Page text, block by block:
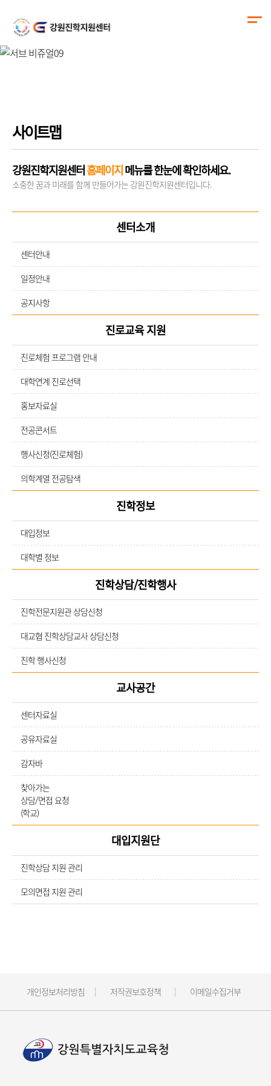
사이트맵
강원진학지원센터홈페이지메뉴를 한눈에 확인하세요.
소중한 꿈과 미래를 함께 만들어가는 강원진학지원센터입니다.
센터소개
센터안내
일정안내
공지사항
진로교육 지원
진로체험 프로그램 안내
대학연계 진로선택
홍보자료실
전공콘서트
행사신청(진로체험)
의학계열 전공탐색
진학정보
대입정보
대학별 정보
진학상담/진학행사
진학전문지원관 상담신청
대교협 진학상담교사 상담신청
진학 행사신청
교사공간
센터자료실
공유자료실
감자바
찾아가는
상담/면접 요청
(학교)
대입지원단
진학상담 지원 관리
모의면접 지원 관리
개인정보처리방침 저작권보호정책 이메일수집거부